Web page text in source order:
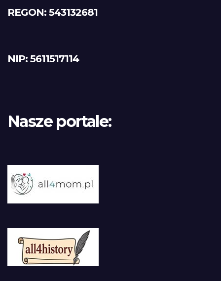
REGON: 543132681
NIP: 5611517114
Nasze portale: